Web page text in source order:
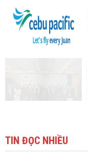
TIN ĐỌC NHIỀU